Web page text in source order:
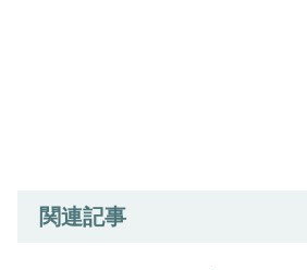
関連記事